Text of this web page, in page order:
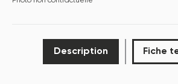
Description Fiche